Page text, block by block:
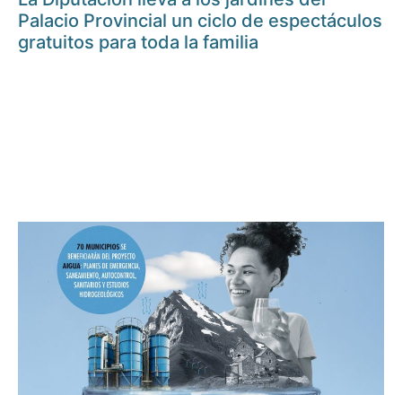
Palacio Provincial un ciclo de espectáculos
gratuitos para toda la familia